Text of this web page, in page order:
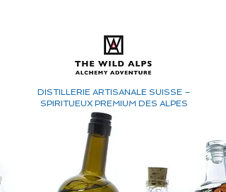
DISTILLERIE ARTISANALE SUISSE –
SPIRITUEUX PREMIUM DES ALPES